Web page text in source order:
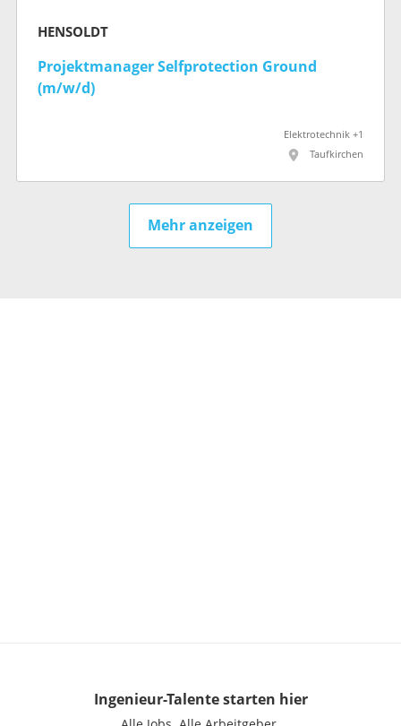
HENSOLDT
Projektmanager Selfprotection Ground
(m/w/d)
Elektrotechnik +1
Taufkirchen
Mehr anzeigen
Ingenieur-Talentestarten hier